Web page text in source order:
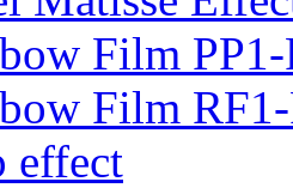
Film PP1-
Film
effect